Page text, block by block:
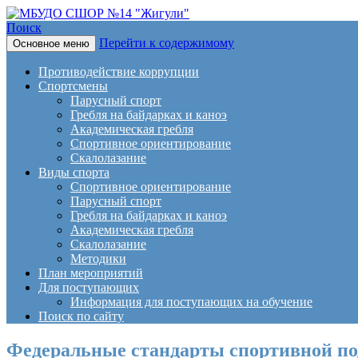
МБУДО СШОР №14
Поиск
Основное меню Перейти к содержимому
Противодействие коррупции
Спортсмены
Парусный спорт
Гребля на байдарках и каноэ
Академическая гребля
Спортивное ориентирование
Скалолазание
Виды спорта
Спортивное ориентирование
Парусный спорт
Гребля на байдарках и каноэ
Академическая гребля
Скалолазание
Методики
План мероприятий
Для поступающих
Информация для поступающих на обучение
Поиск по сайту
Федеральные стандарты спортивной